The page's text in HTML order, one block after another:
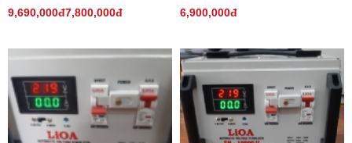
9,690,000đ7,800,000đ
6,900,000đ